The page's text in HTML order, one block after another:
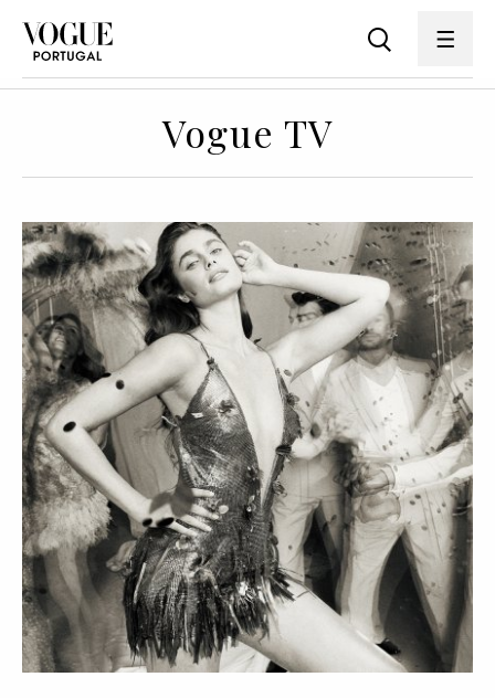
Vogue TV